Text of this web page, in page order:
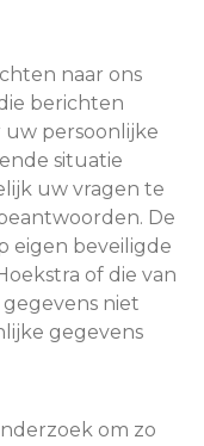
naar ons
berichten
uw persoonlijke
situatie
uw vragen te
De
eigen beveiligde
of die van
niet
gegevens
om zo